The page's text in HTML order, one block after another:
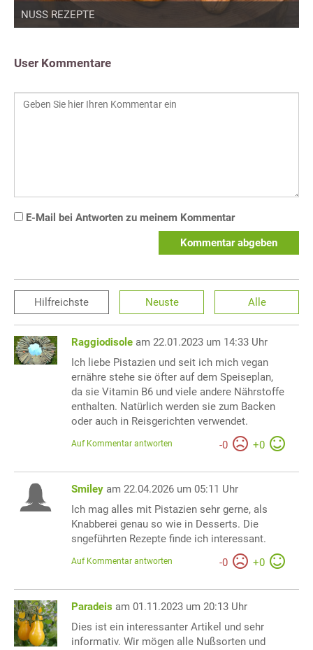
NUSS REZEPTE
User Kommentare
E-Mail bei Antworten zu meinem Kommentar
Kommentar abgeben
Hilfreichste Neuste Alle
Raggiodisole am 22.01.2023 um 14:33 Uhr
Ich liebe Pistazien und seit ich mich vegan
ernähre stehe sie öfter auf dem Speiseplan,
da sie Vitamin B6 und viele andere Nährstoffe
enthalten. Natürlich werden sie zum Backen
oder auch in Reisgerichten verwendet.
-0 +0
Auf Kommentar antworten
Smiley am 22.04.2026 um 05:11 Uhr
Ich mag alles mit Pistazien sehr gerne, als
Knabberei genau so wie in Desserts. Die
sngeführten Rezepte finde ich interessant.
-0 +0
Auf Kommentar antworten
Paradeis am 01.11.2023 um 20:13 Uhr
Dies ist ein interessanter Artikel und sehr
informativ. Wir mögen alle Nußsorten und